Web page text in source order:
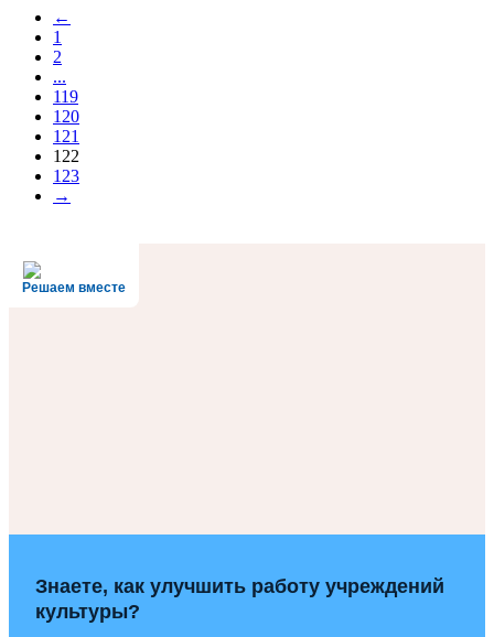
←
1
2
...
119
120
121
122
123
→
Решаем вместе
Знаете, как улучшить работу учреждений
культуры?